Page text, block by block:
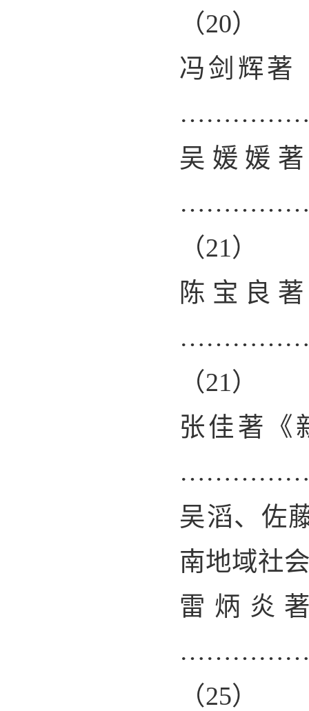
（20）
冯剑辉著
吴媛媛
（21）
陈宝良
（21）
张佳著《
吴滔、佐
南地域
雷炳炎
（25）